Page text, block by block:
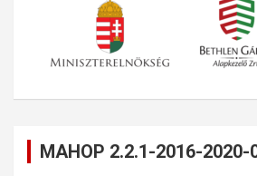
MAHOP 2.2.1-2016-2020-